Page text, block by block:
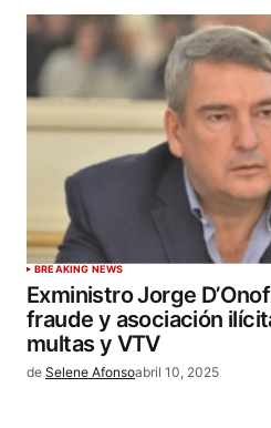
BREAKING NEWS
Exministro Jorge
fraude y asociación
multas y VTV
de Selene Afonsoabril 10, 2025